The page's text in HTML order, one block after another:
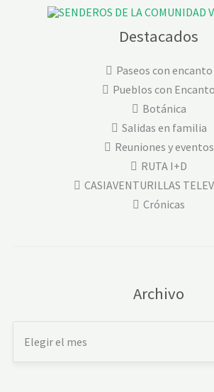
Destacados
Paseos con encanto
Pueblos con Encanto
Botánica
Salidas en familia
Reuniones y eventos
RUTA I+D
CASIAVENTURILLAS
Crónicas
Archivo